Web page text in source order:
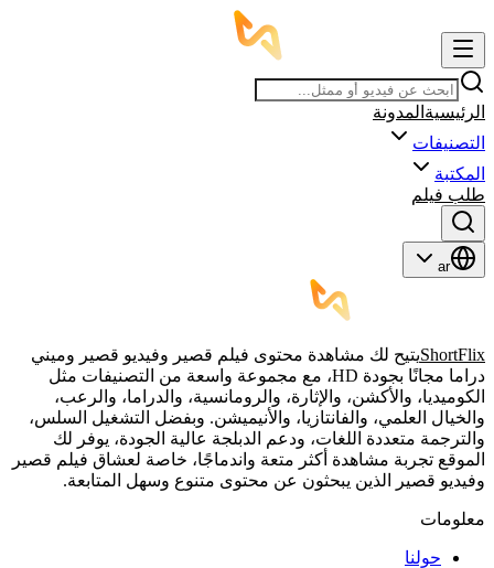
الرئيسية المدونة
التصنيفات
المكتبة
طلب فيلم
ar
ShortFlixيتيح لك مشاهدة محتوى فيلم قصير وفيديو قصير وميني
دراما مجانًا بجودة HD، مع مجموعة واسعة من التصنيفات مثل
الكوميديا، والأكشن، والإثارة، والرومانسية، والدراما، والرعب،
والخيال العلمي، والفانتازيا، والأنيميشن. وبفضل التشغيل السلس،
والترجمة متعددة اللغات، ودعم الدبلجة عالية الجودة، يوفر لك
الموقع تجربة مشاهدة أكثر متعة واندماجًا، خاصة لعشاق فيلم قصير
وفيديو قصير الذين يبحثون عن محتوى متنوع وسهل المتابعة.
معلومات
حولنا